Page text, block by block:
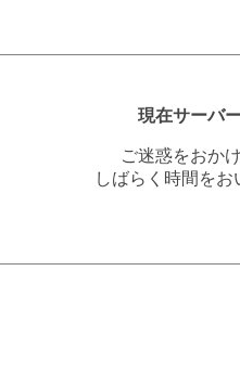
現在サーバ
ご迷惑をおか
しばらく時間を